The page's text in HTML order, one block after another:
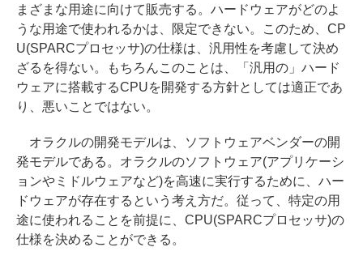
まざまな用途に向けて販売する。ハードウェアがどのよ
うな用途で使われるかは、限定できない。このため、CP
U(SPARCプロセッサ)の仕様は、汎用性を考慮して決め
ざるを得ない。もちろんこのことは、「汎用の」ハード
ウェアに搭載するCPUを開発する方針としては適正であ
り、悪いことではない。
オラクルの開発モデルは、ソフトウェアベンダーの開
発モデルである。オラクルのソフトウェア(アプリケーシ
ョンやミドルウェアなど)を高速に実行するために、ハー
ドウェアが存在するという考え方だ。従って、特定の用
途に使われることを前提に、CPU(SPARCプロセッサ)の
仕様を決めることができる。